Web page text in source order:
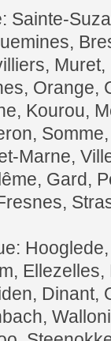
Sainte-
Orange,
Kourou,
Marne,
Gard,
Dinant,